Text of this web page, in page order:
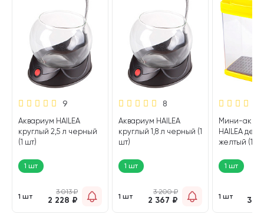
9
Аквариум HAILEA
круглый 2,5 л черный
(1 шт)
1 шт
1 шт
3 013₽
2 228 ₽
8
Аквариум HAILEA
круглый 1,8 л черный (1
шт)
1 шт
1 шт
3 200₽
2 367 ₽
Мини-
HAILEA
желтый (1
1 шт
1 шт 3